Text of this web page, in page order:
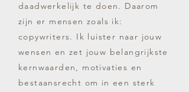
daadwerkelijk te doen. Daarom
zijn er mensen zoals ik:
copywriters. Ik luister naar jouw
wensen en zet jouw belangrijkste
kernwaarden, motivaties en
bestaansrecht om in een sterk